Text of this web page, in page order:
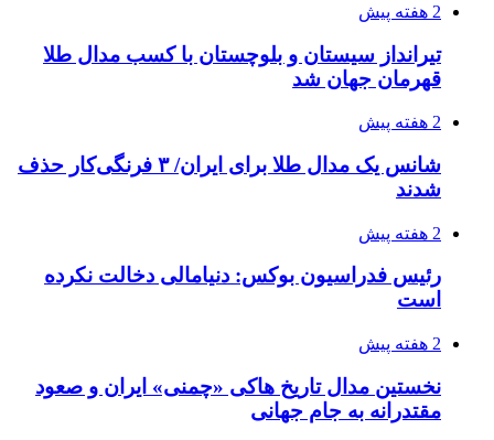
2 هفته پیش
تیرانداز سیستان و بلوچستان با کسب مدال طلا
قهرمان جهان شد
2 هفته پیش
شانس یک مدال طلا برای ایران/ ۳ فرنگی‌کار حذف
شدند
2 هفته پیش
رئیس فدراسیون بوکس: دنیامالی دخالت نکرده
است
2 هفته پیش
نخستین مدال تاریخ هاکی «چمنی» ایران و صعود
مقتدرانه به جام جهانی